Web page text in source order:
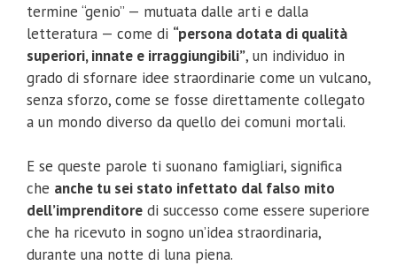
termine “genio” — mutuata dalle arti e dalla
letteratura — come di “persona dotata di qualità
superiori, innate e irraggiungibili”, un individuo in
grado di sfornare idee straordinarie come un vulcano,
senza sforzo, come se fosse direttamente collegato
a un mondo diverso da quello dei comuni mortali.
E se queste parole ti suonano famigliari, significa
che anche tu sei stato infettato dal falso mito
dell’imprenditore di successo come essere superiore
che ha ricevuto in sogno un’idea straordinaria,
durante una notte di luna piena.